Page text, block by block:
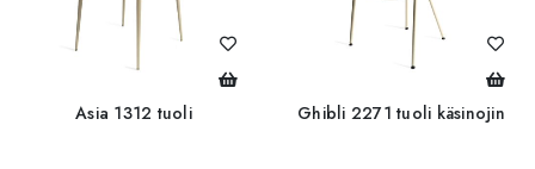
Asia 1312 tuoli Ghibli 2271 tuoli käsinojin